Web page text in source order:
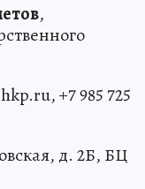
,
+7 985 725
д. 2Б, БЦ